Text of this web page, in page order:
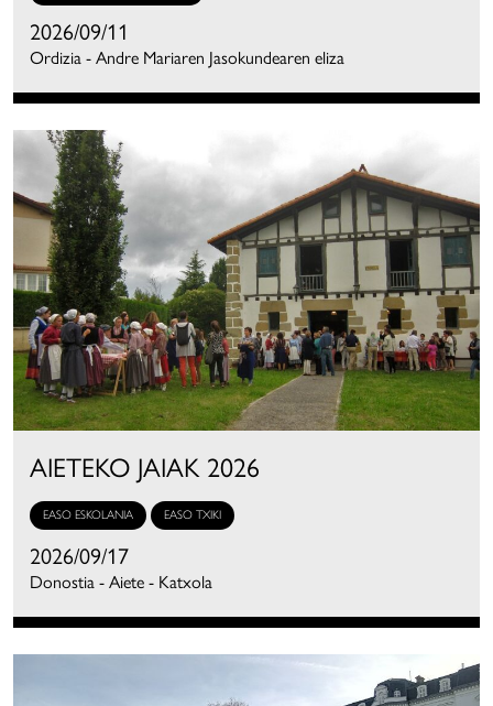
2026/09/11
Ordizia - Andre Mariaren Jasokundearen eliza
AIETEKO JAIAK 2026
EASO ESKOLANIA EASO TXIKI
2026/09/17
Donostia - Aiete - Katxola